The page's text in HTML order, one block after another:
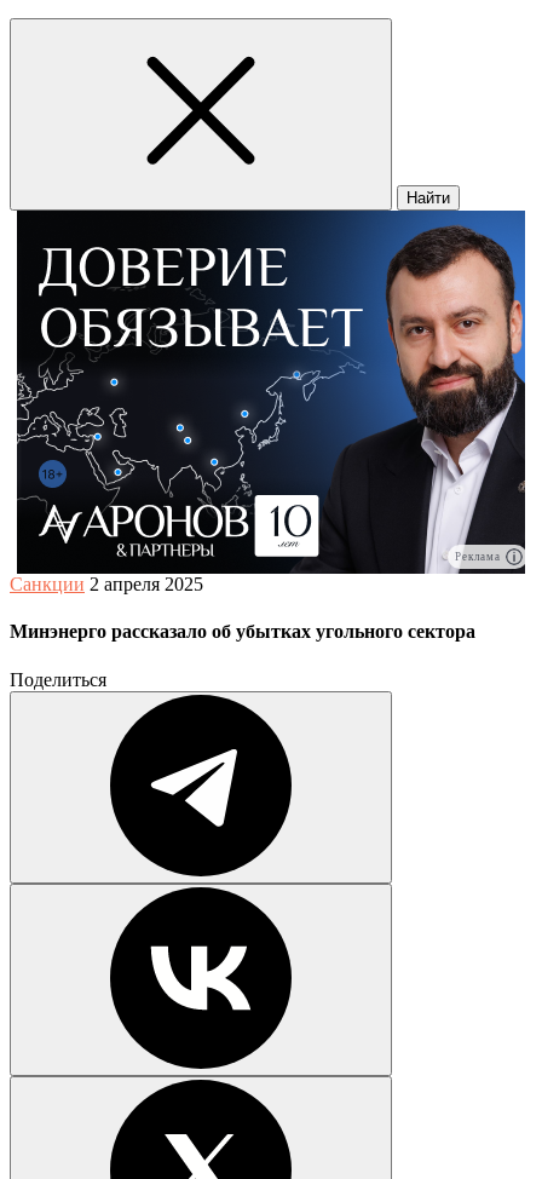
Найти
Реклама
Санкции 2 апреля 2025
Минэнерго рассказало об убытках угольного сектора
Поделиться